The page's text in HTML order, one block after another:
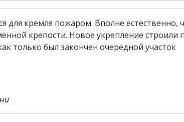
кремля пожаром. Вполне естественно,
крепости. Новое укрепление строили
только был закончен очередной участок